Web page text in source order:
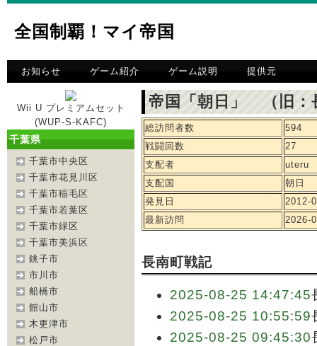
全国制覇！マイ帝国
お知らせ ゲーム紹介 ゲーム説明 提供元
Wii U プレミアムセット
(WUP-S-KAFC)
千葉県
千葉市中央区
千葉市花見川区
千葉市稲毛区
千葉市若葉区
千葉市緑区
千葉市美浜区
銚子市
市川市
船橋市
館山市
木更津市
松戸市
帝国「朝日」 （旧：
総訪問者数
594
戦闘回数
27
支配者
uteru
支配国
朝日
発見日
2012-
最新訪問
2026-
長南町戦記
2025-08-25 14:47:45
2025-08-25 10:55:59
2025-08-25 09:45:30